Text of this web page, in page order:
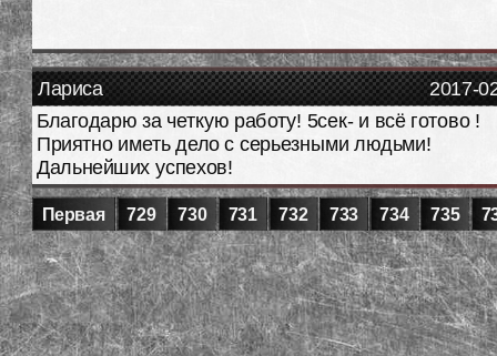
2017-
Лариса
Благодарю за четкую работу! 5сек- и всё готово !
Приятно иметь дело с серьезными людьми!
Дальнейших успехов!
Первая 729 730 731 732 733 734 735